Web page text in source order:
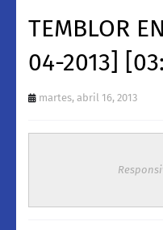
TEMBLOR
04-2013]
martes, abril 16, 2013